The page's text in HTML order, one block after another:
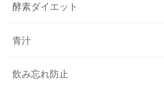
酵素ダイエット
青汁
飲み忘れ防止